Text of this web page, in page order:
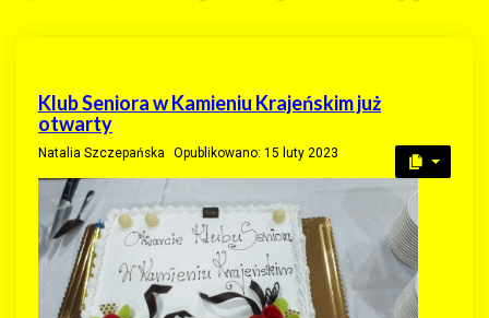
Klub Seniora w Kamieniu Krajeńskim już
otwarty
Natalia Szczepańska Opublikowano: 15 luty 2023